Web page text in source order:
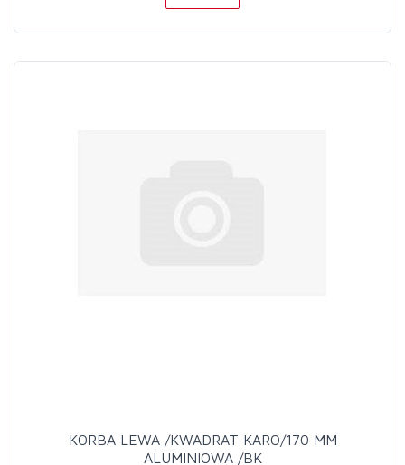
KORBA LEWA /KWADRAT KARO/170 MM
ALUMINIOWA /BK